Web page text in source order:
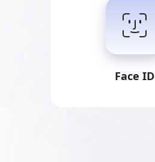
Face ID